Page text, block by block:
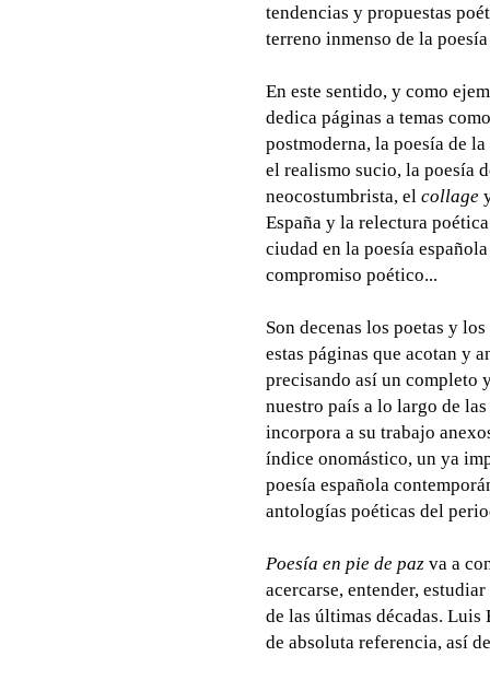
tendencias y propuestas
terreno inmenso de la
En este sentido, y como
dedica páginas a temas
postmoderna, la poesía de
el realismo sucio, la poesía
neocostumbrista, el collage
España y la relectura
ciudad en la poesía
compromiso poético...
Son decenas los poetas y
estas páginas que acotan y
precisando así un completo
nuestro país a lo largo de
incorpora a su trabajo
índice onomástico, un ya
poesía española
antologías poéticas del
Poesía en pie de paz va a
acercarse, entender,
de las últimas décadas.
de absoluta referencia, así